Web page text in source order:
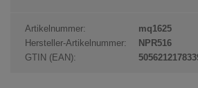
d
u
k
Artikelnummer:
mq1625
Hersteller-Artikelnummer:
NPR516
GTIN (EAN):